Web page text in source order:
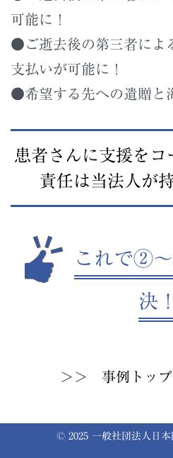
可能に！
●ご逝去後の第三者によ
支払いが可能に！
●希望する先への遺贈と
患者さんに支援をコ
責任は当法人が
これで②
決！
＞＞ 事例トッ
© 2025 一般社団法人日